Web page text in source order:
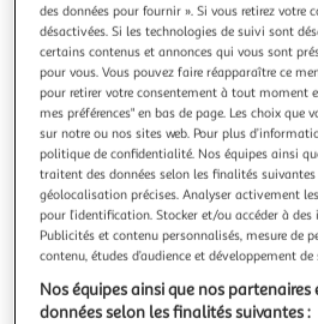
4.3 (58)
TERRA DELYSSA
Huile d'olive de Tunisie vierge
50% gratuit
En savoir +
Vous voulez connaître le
des données pour fournir ». Si vous retirez votre
désactivées. Si les technologies de suivi sont
certains contenus et annonces qui vous sont
pour vous. Vous pouvez faire réapparaître ce
pour retirer votre consentement à tout moment
mes préférences" en bas de page. Les choix
sur notre ou nos sites web. Pour plus
politique de confidentialité. Nos équipes ainsi
traitent des données selon les finalités
géolocalisation précises. Analyser activement
pour l’identification. Stocker et/ou accéder à
Publicités et contenu personnalisés, mesure de
contenu, études d’audience et développement de
Nos équipes ainsi que nos
données selon les finalités suivantes :